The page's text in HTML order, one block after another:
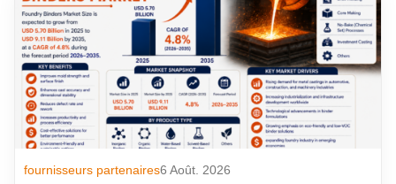
fournisseurs partenaires6 Août. 2026